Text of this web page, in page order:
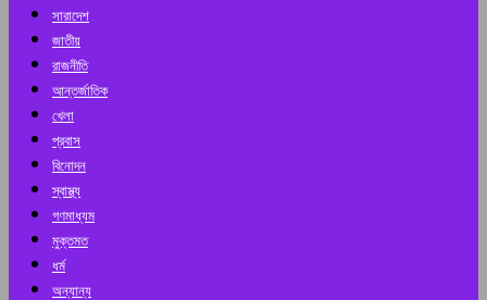
সারাদেশ
জাতীয়
রাজনীতি
আন্তর্জাতিক
খেলা
প্রবাস
বিনোদন
স্বাস্থ্য
গণমাধ্যম
মুক্তমত
ধর্ম
অন্যান্য